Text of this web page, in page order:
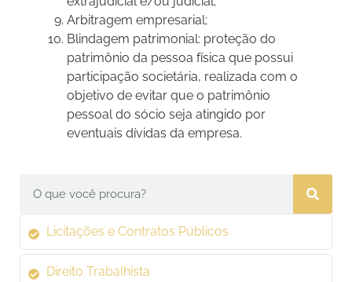
Arbitragem empresarial;
Blindagem patrimonial: proteção do
patrimônio da pessoa física que possui
participação societária, realizada com o
objetivo de evitar que o patrimônio
pessoal do sócio seja atingido por
eventuais dívidas da empresa.
Licitações e Contratos Públicos
Direito Trabalhista